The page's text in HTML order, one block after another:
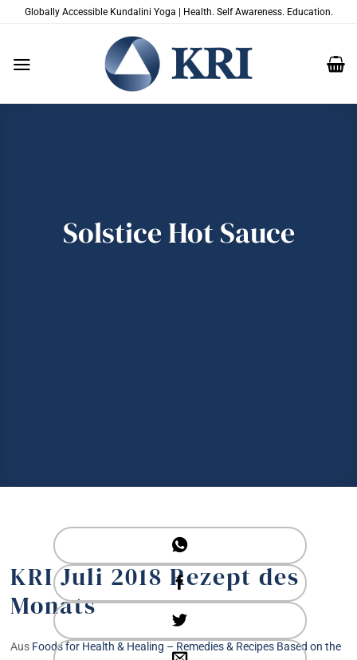
ZumGlobally Accessible Kundalini Yoga | Health. Self Awareness. Education.
Solstice Hot Sauce
KRI Juli 2018 Rezept des
Monats
Aus Foods for Health & Healing – Remedies & Recipes Based on the